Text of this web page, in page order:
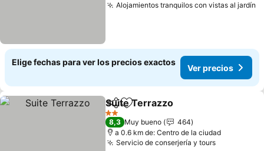
Alojamientos tranquilos con vistas al jardín
Elige fechas para ver los precios exactos
Ver precios
CompartirAgregar a favoritos
Suite Terrazzo
2 Estrellas
8,3 Muy bueno
464
a 0.6 km de: Centro de la ciudad
Servicio de conserjería y toursVer